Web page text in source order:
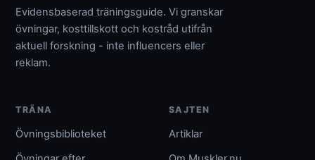
Evidensbaserad träningsguide. Vi granskar
övningar, kosttillskott och kostråd utifrån
aktuell forskning - inte influencers eller
reklam.
TRÄNA
Övningsbiblioteket
SAJTEN
Artiklar